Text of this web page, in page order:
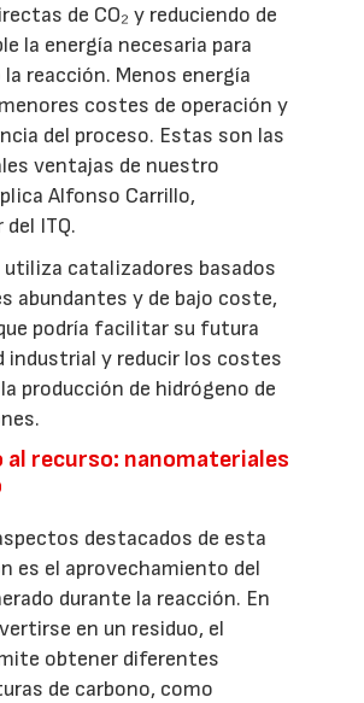
de CO₂ y reduciendo de
la energía necesaria para
la reacción. Menos energía
costes de operación y
del proceso. Estas son las
ventajas de nuestro
Alfonso Carrillo,
ITQ.
utiliza catalizadores basados
abundantes y de bajo coste,
podría facilitar su futura
industrial y reducir los costes
producción de hidrógeno de
al recurso: nanomateriales
destacados de esta
es el aprovechamiento del
durante la reacción. En
en un residuo, el
obtener diferentes
de carbono, como